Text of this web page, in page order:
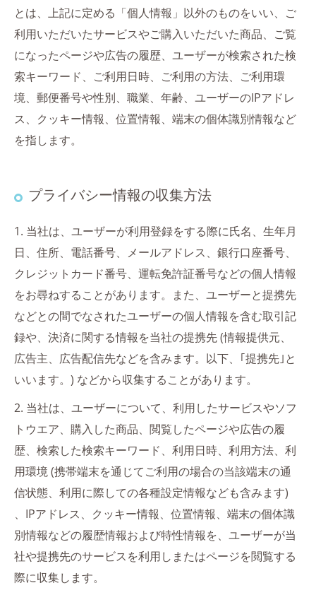
とは、上記に定める「個人情報」以外のものをいい、ご
利用いただいたサービスやご購入いただいた商品、ご覧
になったページや広告の履歴、ユーザーが検索された検
索キーワード、ご利用日時、ご利用の方法、ご利用環
境、郵便番号や性別、職業、年齢、ユーザーのIPアドレ
ス、クッキー情報、位置情報、端末の個体識別情報など
を指します。
プライバシー情報の収集方法
1. 当社は、ユーザーが利用登録をする際に氏名、生年月
日、住所、電話番号、メールアドレス、銀行口座番号、
クレジットカード番号、運転免許証番号などの個人情報
をお尋ねすることがあります。また、ユーザーと提携先
などとの間でなされたユーザーの個人情報を含む取引記
録や、決済に関する情報を当社の提携先 (情報提供元、
広告主、広告配信先などを含みます。以下、｢提携先｣と
いいます。) などから収集することがあります。
2. 当社は、ユーザーについて、利用したサービスやソフ
トウエア、購入した商品、閲覧したページや広告の履
歴、検索した検索キーワード、利用日時、利用方法、利
用環境 (携帯端末を通じてご利用の場合の当該端末の通
信状態、利用に際しての各種設定情報なども含みます)
、IPアドレス、クッキー情報、位置情報、端末の個体識
別情報などの履歴情報および特性情報を、ユーザーが当
社や提携先のサービスを利用しまたはページを閲覧する
際に収集します。